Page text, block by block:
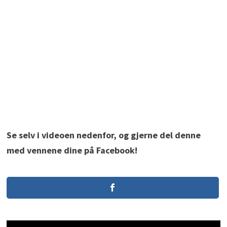
Se selv i videoen nedenfor, og gjerne del denne
med vennene dine på Facebook!